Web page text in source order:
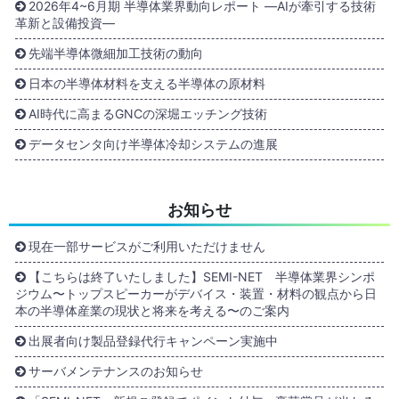
2026年4~6月期 半導体業界動向レポート ―AIが牽引する技術
革新と設備投資―
先端半導体微細加工技術の動向
日本の半導体材料を支える半導体の原材料
AI時代に高まるGNCの深堀エッチング技術
データセンタ向け半導体冷却システムの進展
お知らせ
現在一部サービスがご利用いただけません
【こちらは終了いたしました】SEMI-NET 半導体業界シンポ
ジウム〜トップスピーカーがデバイス・装置・材料の観点から日
本の半導体産業の現状と将来を考える〜のご案内
出展者向け製品登録代行キャンペーン実施中
サーバメンテナンスのお知らせ